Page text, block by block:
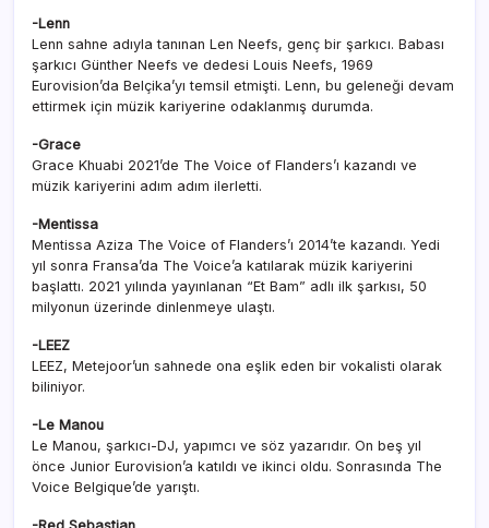
-Lenn
Lenn sahne adıyla tanınan Len Neefs, genç bir şarkıcı. Babası
şarkıcı Günther Neefs ve dedesi Louis Neefs, 1969
Eurovision’da Belçika’yı temsil etmişti. Lenn, bu geleneği devam
ettirmek için müzik kariyerine odaklanmış durumda.
-Grace
Grace Khuabi 2021’de The Voice of Flanders’ı kazandı ve
müzik kariyerini adım adım ilerletti.
-Mentissa
Mentissa Aziza The Voice of Flanders’ı 2014’te kazandı. Yedi
yıl sonra Fransa’da The Voice’a katılarak müzik kariyerini
başlattı. 2021 yılında yayınlanan “Et Bam” adlı ilk şarkısı, 50
milyonun üzerinde dinlenmeye ulaştı.
-LEEZ
LEEZ, Metejoor’un sahnede ona eşlik eden bir vokalisti olarak
biliniyor.
-Le Manou
Le Manou, şarkıcı-DJ, yapımcı ve söz yazarıdır. On beş yıl
önce Junior Eurovision’a katıldı ve ikinci oldu. Sonrasında The
Voice Belgique’de yarıştı.